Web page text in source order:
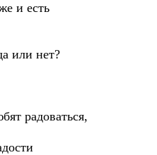
и есть
или нет?
радоваться,